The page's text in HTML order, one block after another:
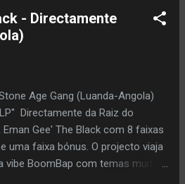
- Directamente
Age Gang (Luanda-Angola)
Directamente da Raiz do
Gee' The Black com 8 faixas
uma faixa bónus. O projecto viaja
vibe BoomBap com temas muito